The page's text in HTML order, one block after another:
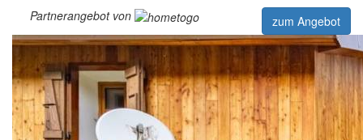
Partnerangebot von
zum Angebot